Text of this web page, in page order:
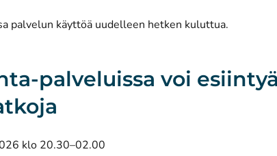
palvelun käyttöä uudelleen hetken kuluttua.
palveluissa voi
klo 20.30–02.00